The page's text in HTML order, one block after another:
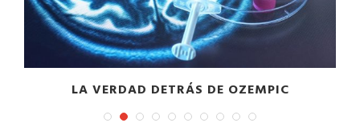
LA VERDAD DETRÁS DE OZEMPIC